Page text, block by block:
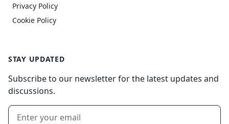
Privacy Policy
Cookie Policy
STAY UPDATED
Subscribe to our newsletter for the latest updates and
discussions.